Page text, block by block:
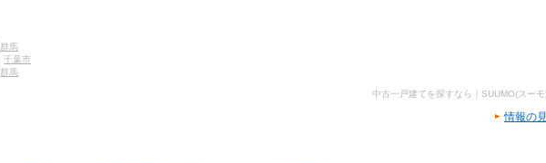
群馬
千葉市
群馬
中古一戸建てを探すなら｜SUUMO(スー
情報の